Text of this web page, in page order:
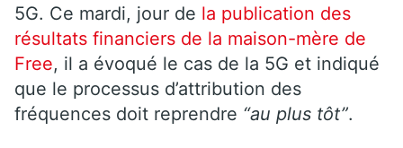
5G. Ce mardi, jour de la publication des
résultats financiers de la maison-mère de
Free, il a évoqué le cas de la 5G et indiqué
que le processus d’attribution des
fréquences doit reprendre “au plus tôt”.